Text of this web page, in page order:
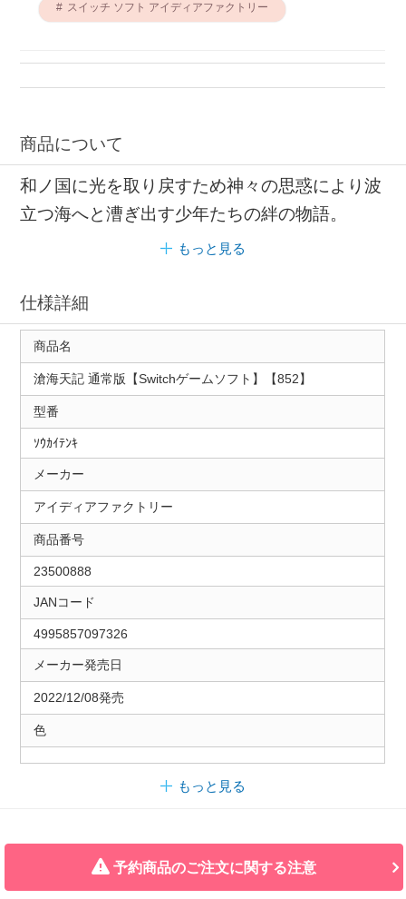
スイッチ ソフト アイディアファクトリー
商品について
和ノ国に光を取り戻すため神々の思惑により波
立つ海へと漕ぎ出す少年たちの絆の物語。
もっと見る
仕様詳細
商品名
滄海天記 通常版【Switchゲームソフト】【852】
型番
ｿｳｶｲﾃﾝｷ
メーカー
アイディアファクトリー
商品番号
23500888
JANコード
4995857097326
メーカー発売日
2022/12/08発売
色
もっと見る
予約商品のご注文に関する注意